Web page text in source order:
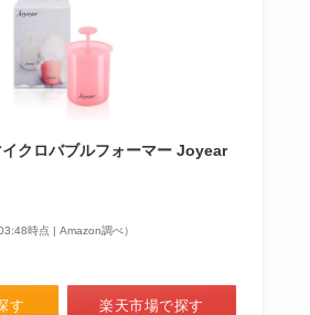
クロバブルフォーマー Joyear
時点 | Amazon調べ）
す 楽天市場で探す